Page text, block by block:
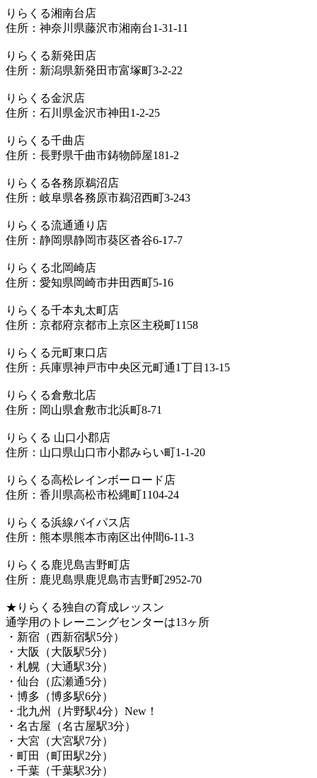
りらくる湘南台店
住所：神奈川県藤沢市湘南台1-31-11
りらくる新発田店
住所：新潟県新発田市富塚町3-2-22
りらくる金沢店
住所：石川県金沢市神田1-2-25
りらくる千曲店
住所：長野県千曲市鋳物師屋181-2
りらくる各務原鵜沼店
住所：岐阜県各務原市鵜沼西町3-243
りらくる流通通り店
住所：静岡県静岡市葵区沓谷6-17-7
りらくる北岡崎店
住所：愛知県岡崎市井田西町5-16
りらくる千本丸太町店
住所：京都府京都市上京区主税町1158
りらくる元町東口店
住所：兵庫県神戸市中央区元町通1丁目13-15
りらくる倉敷北店
住所：岡山県倉敷市北浜町8-71
りらくる 山口小郡店
住所：山口県山口市小郡みらい町1-1-20
りらくる高松レインボーロード店
住所：香川県高松市松縄町1104-24
りらくる浜線バイパス店
住所：熊本県熊本市南区出仲間6-11-3
りらくる鹿児島吉野町店
住所：鹿児島県鹿児島市吉野町2952-70
★りらくる独自の育成レッスン
通学用のトレーニングセンターは13ヶ所
・新宿（西新宿駅5分）
・大阪（大阪駅5分）
・札幌（大通駅3分）
・仙台（広瀬通5分）
・博多（博多駅6分）
・北九州（片野駅4分）New！
・名古屋（名古屋駅3分）
・大宮（大宮駅7分）
・町田（町田駅2分）
・千葉（千葉駅3分）